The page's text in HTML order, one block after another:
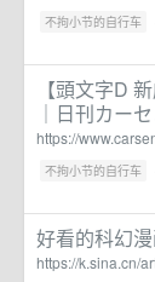
不拘小节的自行车
【頭文字D
｜日刊カー
https://
不拘小节的自行车
好看的科幻
https://k.sina.cn/